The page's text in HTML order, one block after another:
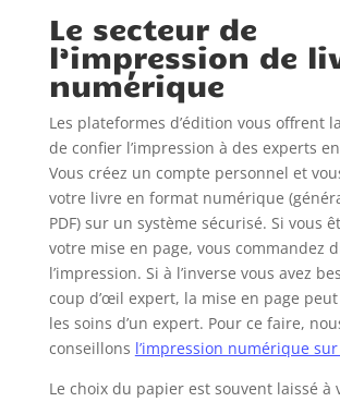
Le secteur de
l’impression de
numérique
Les plateformes d’édition vous offrent
de confier l’impression à des experts
Vous créez un compte personnel et
votre livre en format numérique
PDF) sur un système sécurisé. Si vous
votre mise en page, vous commandez
l’impression. Si à l’inverse vous avez
coup d’œil expert, la mise en page
les soins d’un expert. Pour ce faire,
conseillons l’impression numérique
Le choix du papier est souvent laissé à